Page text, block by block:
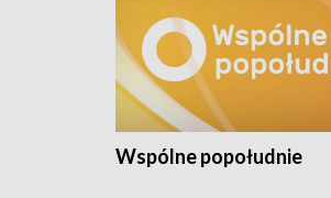
Wspólne popołudnie